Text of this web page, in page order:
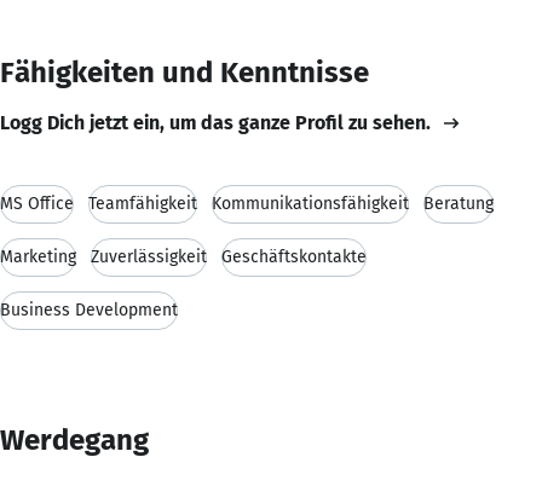
Fähigkeiten und Kenntnisse
Logg Dich jetzt ein, um das ganze Profil zu sehen.
MS Office Teamfähigkeit Kommunikationsfähigkeit Beratung
Marketing Zuverlässigkeit Geschäftskontakte
Business Development
Werdegang